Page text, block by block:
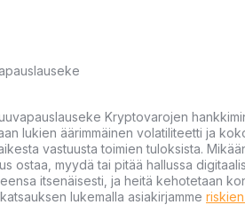
Kryptovarojen
lukien äärimmäinen volatiliteetti ja
vastuusta toimien tuloksista.
ostaa, myydä tai pitää hallussa
itsenäisesti, ja heitä kehotetaan
lukemalla asiakirjamme